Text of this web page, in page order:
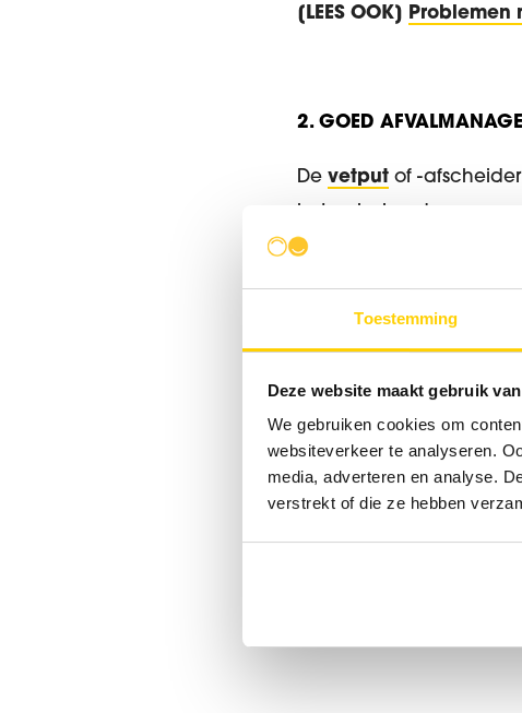
Toestemming
Deze website maakt gebruik
We gebruiken cookies om
websiteverkeer te analyseren.
media, adverteren en analyse.
verstrekt of die ze hebben
[LEES OOK] Problemen
2. GOED
De vetput of -
in de vuilnisbak te
Hoe meer oog je hebt
vetafscheider/-put
3. NASPOELEN MET
Het is niet omdat de
potentiële problemen